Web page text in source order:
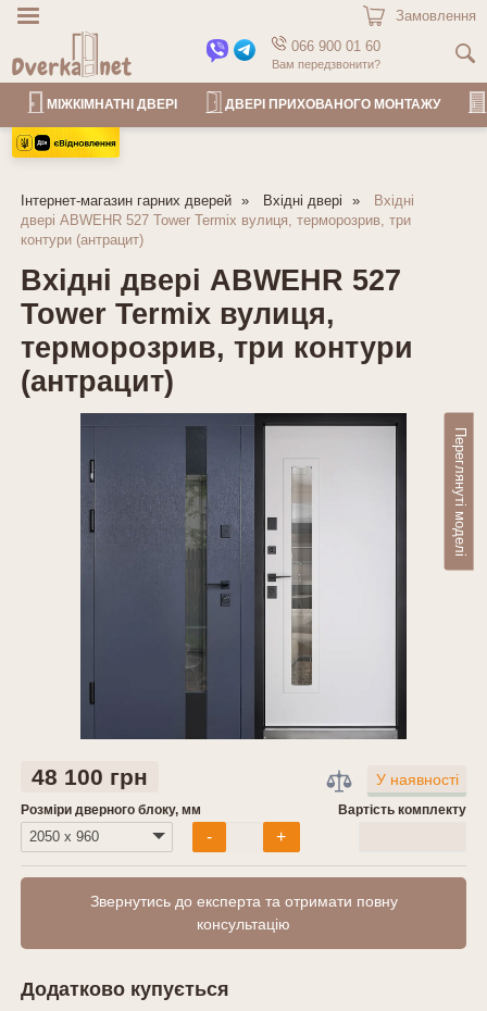
Замовлення
066 900 01 60
Вам передзвонити?
МІЖКІМНАТНІ ДВЕРІ ДВЕРІ ПРИХОВАНОГО МОНТАЖУ
Інтернет-магазин гарних дверей Вхідні двері
Вхідні
двері ABWEHR 527 Tower Termix вулиця, терморозрив, три
контури (антрацит)
Вхідні двері ABWEHR 527
Tower Termix вулиця,
терморозрив, три контури
(антрацит)
Переглянуті моделі
48 100 грн У наявності
Розміри дверного блоку, мм Вартість комплекту
- +
Звернутись до експерта та отримати повну
консультацію
Додатково купується